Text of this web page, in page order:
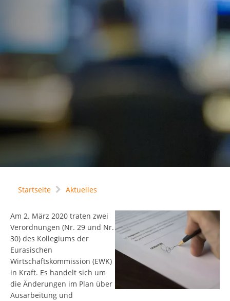
Startseite Aktuelles
Am 2. März 2020 traten zwei
Verordnungen (Nr. 29 und Nr.
30) des Kollegiums der
Eurasischen
Wirtschaftskommission (EWK)
in Kraft. Es handelt sich um
die Änderungen im Plan über
Ausarbeitung und